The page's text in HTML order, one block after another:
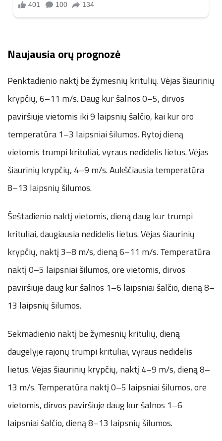
Naujausia orų prognozė
Penktadienio naktį be žymesnių kritulių. Vėjas šiaurinių
krypčių, 6–11 m/s. Daug kur šalnos 0–5, dirvos
paviršiuje vietomis iki 9 laipsnių šalčio, kai kur oro
temperatūra 1–3 laipsniai šilumos. Rytoj dieną
vietomis trumpi krituliai, vyraus nedidelis lietus. Vėjas
šiaurinių krypčių, 4–9 m/s. Aukščiausia temperatūra
8–13 laipsnių šilumos.
Šeštadienio naktį vietomis, dieną daug kur trumpi
krituliai, daugiausia nedidelis lietus. Vėjas šiaurinių
krypčių, naktį 3–8 m/s, dieną 6–11 m/s. Temperatūra
naktį 0–5 laipsniai šilumos, ore vietomis, dirvos
paviršiuje daug kur šalnos 1–6 laipsniai šalčio, dieną 8–
13 laipsnių šilumos.
Sekmadienio naktį be žymesnių kritulių, dieną
daugelyje rajonų trumpi krituliai, vyraus nedidelis
lietus. Vėjas šiaurinių krypčių, naktį 4–9 m/s, dieną 8–
13 m/s. Temperatūra naktį 0–5 laipsniai šilumos, ore
vietomis, dirvos paviršiuje daug kur šalnos 1–6
laipsniai šalčio, dieną 8–13 laipsnių šilumos.